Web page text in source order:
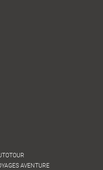
AVENTURE